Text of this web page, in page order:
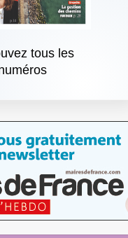
tous les